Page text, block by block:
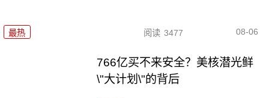
最热 阅读 3477 08-06
766亿买不来安全？美核潜光鲜
\"大计划\"的背后